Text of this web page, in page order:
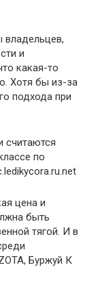
и
какая-то
Хотя бы из-за
подхода при
считаются
по
цена и
быть
тягой. И в
Буржуй К